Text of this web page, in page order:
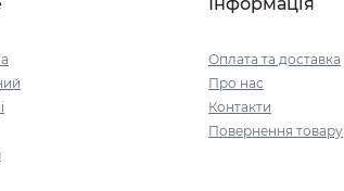
Оплата та доставка
Про нас
Контакти
Повернення товару